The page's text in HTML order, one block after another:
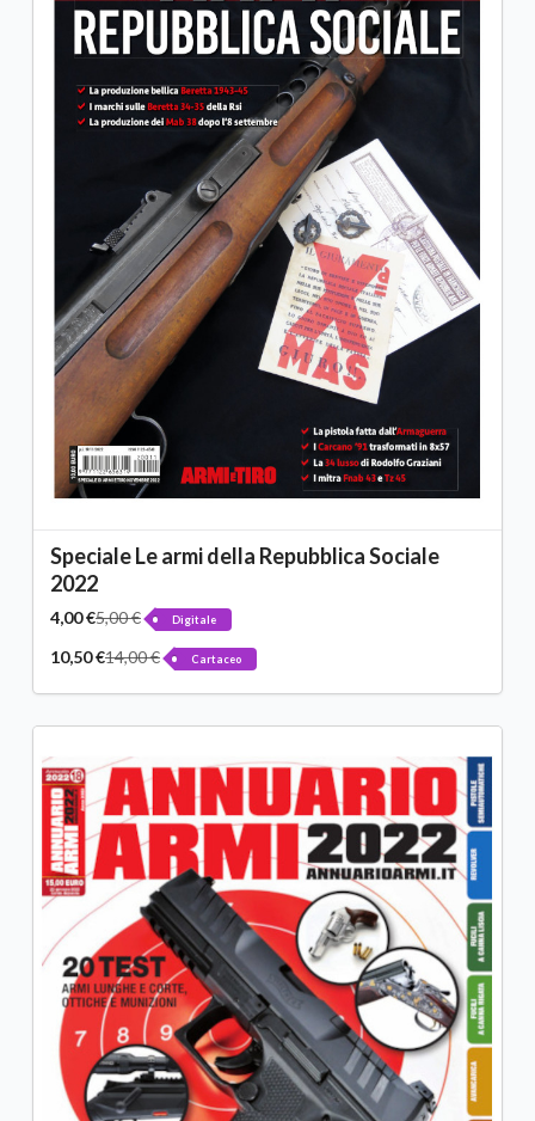
Speciale Le armi della Repubblica Sociale
2022
4,00 €5,00 € Digitale
10,50 €14,00 € Cartaceo